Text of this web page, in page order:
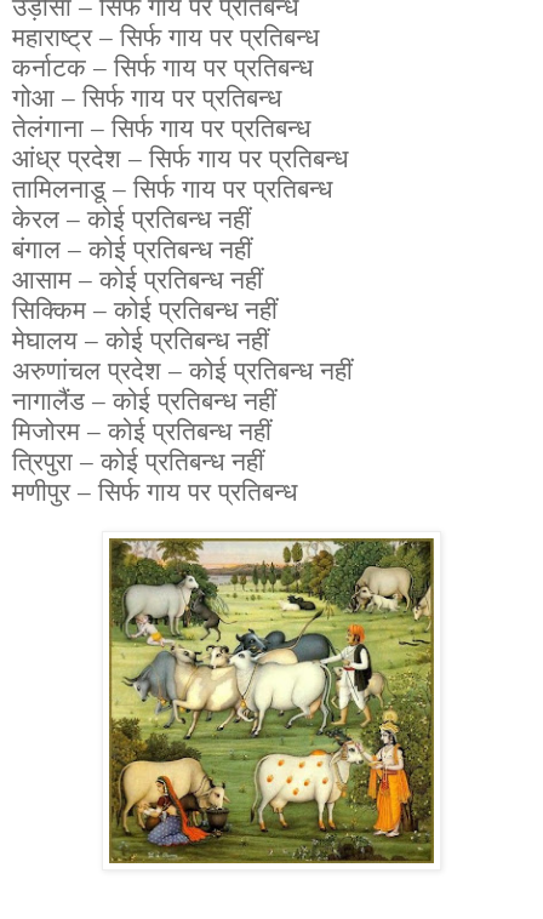
महाराष्ट्र – सिर्फ गाय पर प्रतिबन्ध
कर्नाटक – सिर्फ गाय पर प्रतिबन्ध
गोआ – सिर्फ गाय पर प्रतिबन्ध
तेलंगाना – सिर्फ गाय पर प्रतिबन्ध
आंध्र प्रदेश – सिर्फ गाय पर प्रतिबन्ध
तामिलनाडू – सिर्फ गाय पर प्रतिबन्ध
केरल – कोई प्रतिबन्ध नहीं
बंगाल – कोई प्रतिबन्ध नहीं
आसाम – कोई प्रतिबन्ध नहीं
सिक्किम – कोई प्रतिबन्ध नहीं
मेघालय – कोई प्रतिबन्ध नहीं
अरुणांचल प्रदेश – कोई प्रतिबन्ध नहीं
नागालैंड – कोई प्रतिबन्ध नहीं
मिजोरम – कोई प्रतिबन्ध नहीं
त्रिपुरा – कोई प्रतिबन्ध नहीं
मणीपुर – सिर्फ गाय पर प्रतिबन्ध